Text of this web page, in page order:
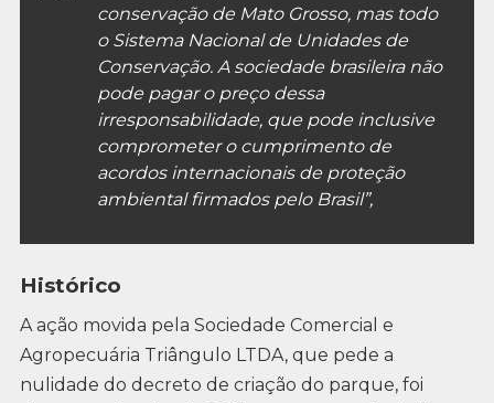
conservação de Mato Grosso, mas todo
o Sistema Nacional de Unidades de
Conservação. A sociedade brasileira não
pode pagar o preço dessa
irresponsabilidade, que pode inclusive
comprometer o cumprimento de
acordos internacionais de proteção
ambiental firmados pelo Brasil”,
Histórico
A ação movida pela Sociedade Comercial e
Agropecuária Triângulo LTDA, que pede a
nulidade do decreto de criação do parque, foi